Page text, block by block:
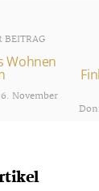
BEITRAG
Wohnen
November